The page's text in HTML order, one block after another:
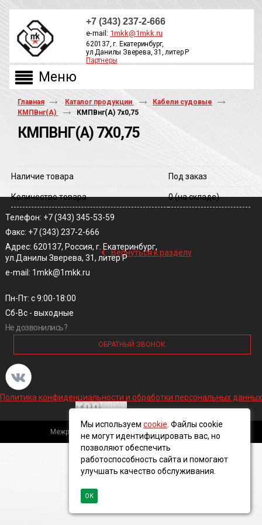
+7 (343) 237-2-666
e-mail: 1mkk@1mkk.ru
620137, г. Екатеринбург,
ул.Данилы Зверева, 31, литер Р
Партнеры
Главная Каталог продукции
Кабели судовые
КМПВнг(А)
КМПВнг(A) 7х0,75
КМПВНГ(A) 7Х0,75
Наличие товара Под заказ
Количество товара 0(на складе)
‹ Вернуться к разделу
Телефон: +7 (343) 345-53-59
Факс: +7 (343) 237-2-666
Адрес: 620137, Россия, г. Екатеринбург,
ул.Данилы Зверева, 31, литер Р
e-mail: 1mkk@1mkk.ru
Пн-Пт: с 9:00-18:00
Сб-Вс - выходные
Не дозвонились?
ОБРАТНЫЙ ЗВОНОК
Политика конфиденциальности и обработки персональных данных
Межрегиональная кабельная компания, 2016 ©
Мы используем cookie . Файлы cookie
не могут идентифицировать вас, но
позволяют обеспечить
работоспособность сайта и помогают
улучшать качество обслуживания.
ОК